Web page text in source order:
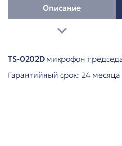
Описание
TS-0202D микрофон
Гарантийный срок: 24 месяца